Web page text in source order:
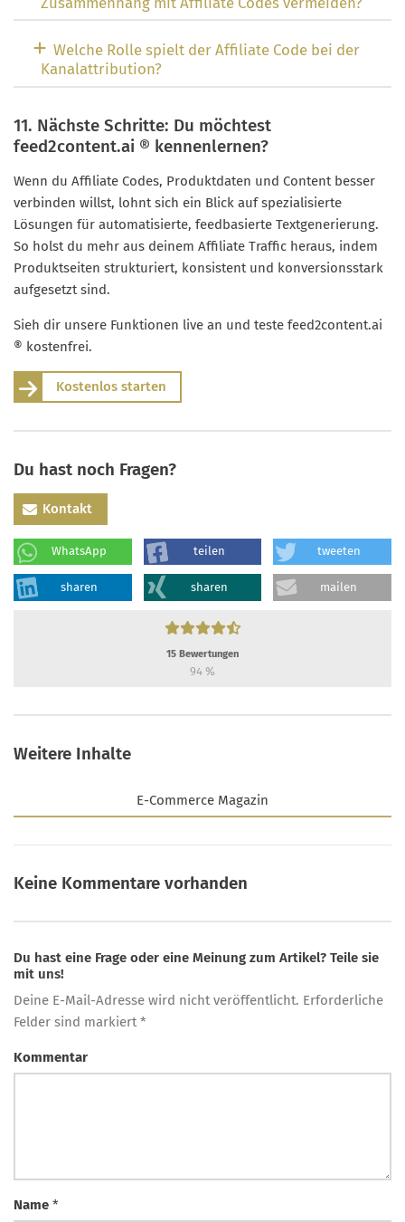
Welche Rolle spielt der Affiliate Code bei der
Kanalattribution?
11. Nächste Schritte: Du möchtest
feed2content.ai ® kennenlernen?
Wenn du Affiliate Codes, Produktdaten und Content besser
verbinden willst, lohnt sich ein Blick auf spezialisierte
Lösungen für automatisierte, feedbasierte Textgenerierung.
So holst du mehr aus deinem Affiliate Traffic heraus, indem
Produktseiten strukturiert, konsistent und konversionsstark
aufgesetzt sind.
Sieh dir unsere Funktionen live an und teste feed2content.ai
® kostenfrei.
Kostenlos starten
Du hast noch Fragen?
Kontakt
WhatsApp teilen tweeten
sharen sharen mailen
15 Bewertungen
94 %
Weitere Inhalte
E-Commerce Magazin
Keine Kommentare vorhanden
Du hast eine Frage oder eine Meinung zum Artikel? Teile sie
mit uns!
Deine E-Mail-Adresse wird nicht veröffentlicht. Erforderliche
Felder sind markiert *
Kommentar
Name *